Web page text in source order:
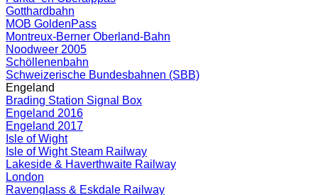
Gotthardbahn
MOB GoldenPass
Montreux-Berner Oberland-Bahn
Noodweer 2005
Schöllenenbahn
Schweizerische Bundesbahnen (SBB)
Engeland
Brading Station Signal Box
Engeland 2016
Engeland 2017
Isle of Wight
Isle of Wight Steam Railway
Lakeside & Haverthwaite Railway
London
Ravenglass & Eskdale Railway